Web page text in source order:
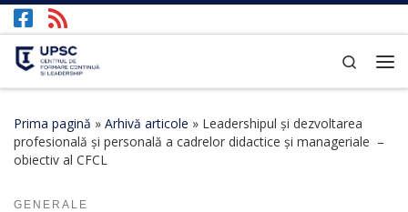
Afișează întregul conținut
Search
Prima pagină » Arhivă articole » Leadershipul și dezvoltarea
profesională și personală a cadrelor didactice și manageriale –
obiectiv al CFCL
GENERALE